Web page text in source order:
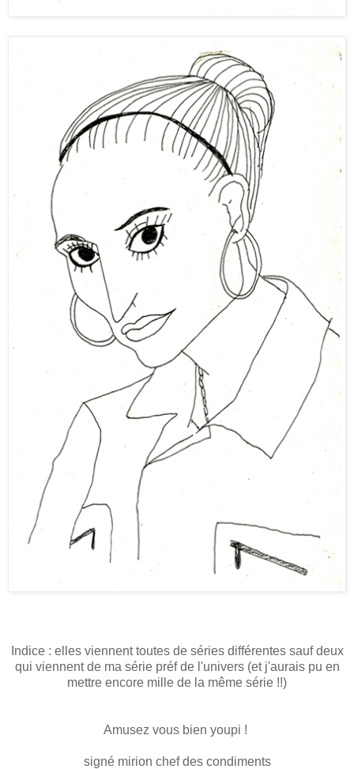
Indice : elles viennent toutes de séries différentes sauf deux
qui viennent de ma série préf de l'univers (et j'aurais pu en
mettre encore mille de la même série !!)
Amusez vous bien youpi !
signé mirion chef des condiments